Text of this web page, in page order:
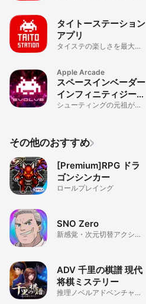
タイトーステーション
アプリ
タイステの楽しさを最大限
Apple Arcade
スペースインベーダー
インフィニティジーン
エボルブ
シューティングの元祖が最
その他のおすすめ
[Premium]RPG ドラ
ゴンシンカー
ロールプレイング
SNO Zero
新感覚・次元切替アクショ
ADV 千里の棋譜 現代
将棋ミステリー
推理ノベルアドベンチャー